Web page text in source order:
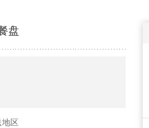
盘
地区